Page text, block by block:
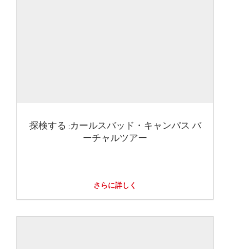
探検する :カールスバッド・キャンパス バ
ーチャルツアー
さらに詳しく